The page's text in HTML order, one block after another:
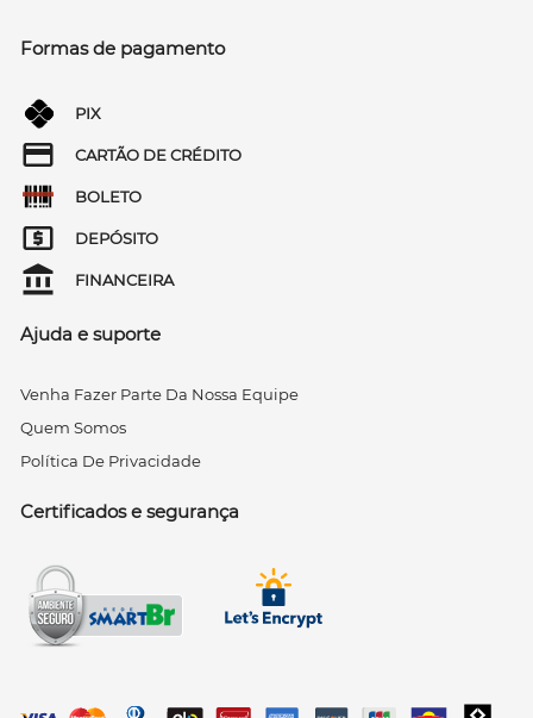
Formas de pagamento
PIX
CARTÃO DE CRÉDITO
BOLETO
DEPÓSITO
FINANCEIRA
Ajuda e suporte
Venha Fazer Parte Da Nossa Equipe
Quem Somos
Política De Privacidade
Certificados e segurança